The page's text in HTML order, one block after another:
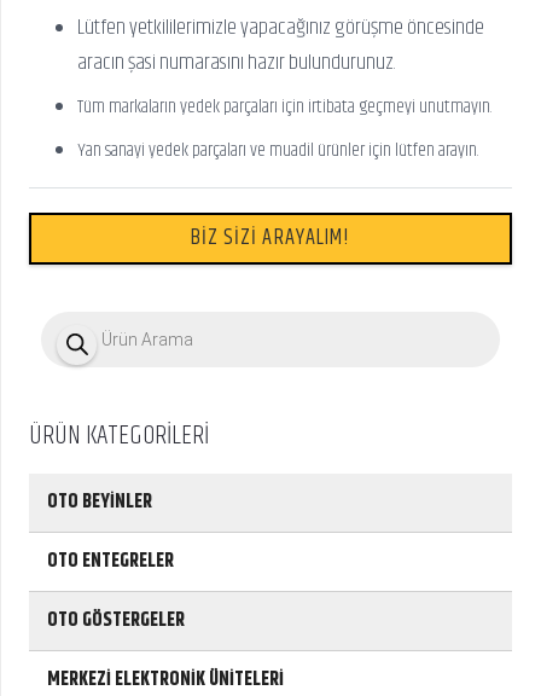
Lütfen yetkililerimizle yapacağınız görüşme öncesinde
aracın şasi numarasını hazır bulundurunuz.
Tüm markaların yedek parçaları için irtibata geçmeyi unutmayın.
Yan sanayi yedek parçaları ve muadil ürünler için lütfen arayın.
BİZ SİZİ ARAYALIM!
t
r
ÜRÜN KATEGORİLERİ
OTO BEYİNLER
OTO ENTEGRELER
OTO GÖSTERGELER
MERKEZİ ELEKTRONİK ÜNİTELERİ